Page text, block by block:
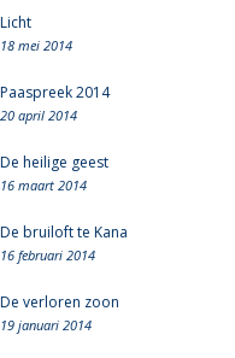
Licht
18 mei 2014
Paaspreek 2014
20 april 2014
De heilige geest
16 maart 2014
De bruiloft te Kana
16 februari 2014
De verloren zoon
19 januari 2014